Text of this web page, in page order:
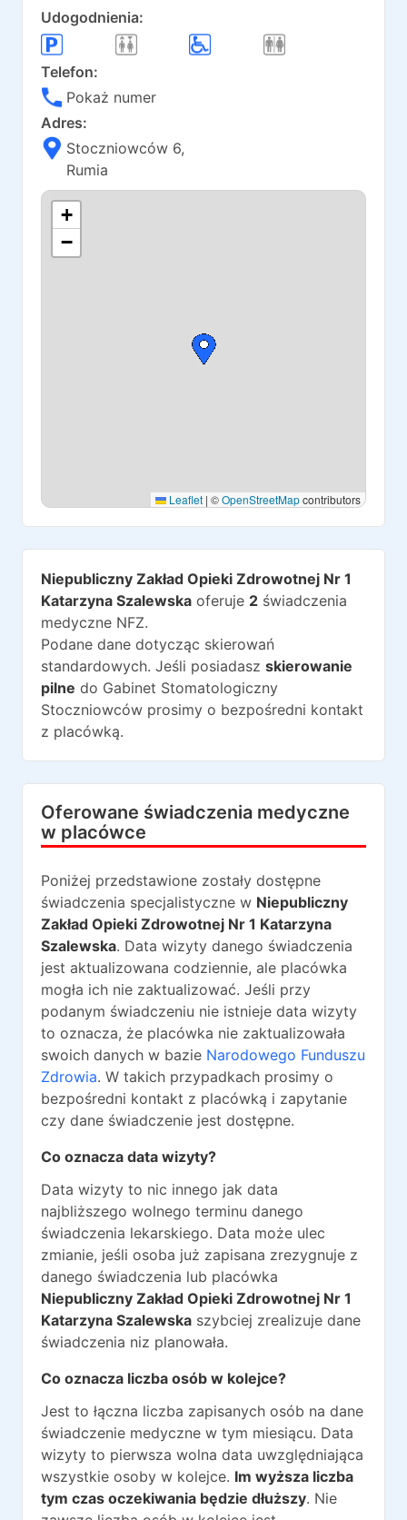
Udogodnienia:
Telefon:
Pokaż numer
Adres:
Stoczniowców 6,
Rumia
+
−
Leaflet | ©OpenStreetMapcontributors
Niepubliczny Zakład Opieki Zdrowotnej Nr 1
Katarzyna Szalewska oferuje 2 świadczenia
medyczne NFZ.
Podane dane dotycząc skierowań
standardowych. Jeśli posiadasz skierowanie
pilne do Gabinet Stomatologiczny
Stoczniowców prosimy o bezpośredni kontakt
z placówką.
Oferowane świadczenia medyczne
w placówce
Poniżej przedstawione zostały dostępne
świadczenia specjalistyczne w Niepubliczny
Zakład Opieki Zdrowotnej Nr 1 Katarzyna
Szalewska. Data wizyty danego świadczenia
jest aktualizowana codziennie, ale placówka
mogła ich nie zaktualizować. Jeśli przy
podanym świadczeniu nie istnieje data wizyty
to oznacza, że placówka nie zaktualizowała
swoich danych w bazie Narodowego Funduszu
Zdrowia. W takich przypadkach prosimy o
bezpośredni kontakt z placówką i zapytanie
czy dane świadczenie jest dostępne.
Co oznacza data wizyty?
Data wizyty to nic innego jak data
najbliższego wolnego terminu danego
świadczenia lekarskiego. Data może ulec
zmianie, jeśli osoba już zapisana zrezygnuje z
danego świadczenia lub placówka
Niepubliczny Zakład Opieki Zdrowotnej Nr 1
Katarzyna Szalewska szybciej zrealizuje dane
świadczenia niz planowała.
Co oznacza liczba osób w kolejce?
Jest to łączna liczba zapisanych osób na dane
świadczenie medyczne w tym miesiącu. Data
wizyty to pierwsza wolna data uwzględniająca
wszystkie osoby w kolejce. Im wyższa liczba
tym czas oczekiwania będzie dłuższy. Nie